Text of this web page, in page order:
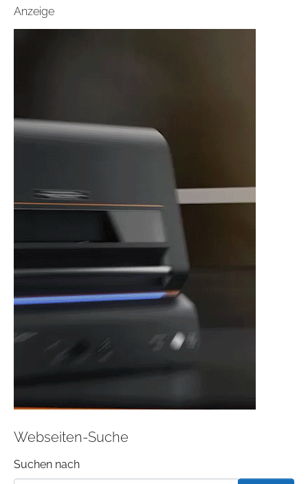
Anzeige
Webseiten-Suche
Suchformular
Suchen nach